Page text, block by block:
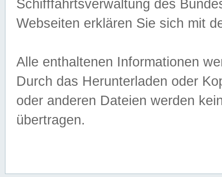
Schifffahrtsverwaltung des
Webseiten erklären Sie sich mit
Alle enthaltenen Informationen
Durch das Herunterladen oder
oder anderen Dateien werden
übertragen.